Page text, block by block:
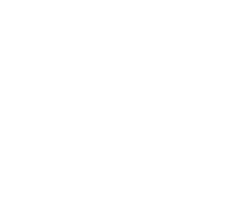
si vous aimez disposer des fleurs en
le rebord de la fenêtre pour la
aller mieux.